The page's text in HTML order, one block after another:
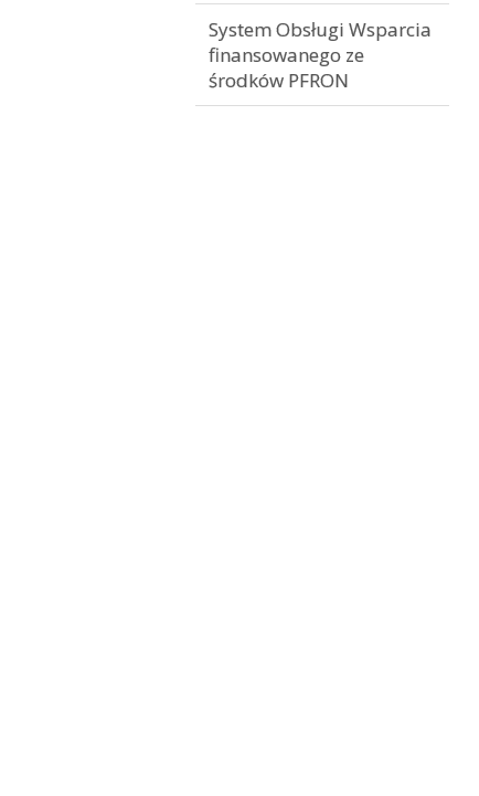
System Obsługi Wsparcia
finansowanego ze
środków PFRON